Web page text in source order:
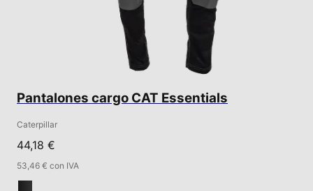
Pantalones cargo CAT Essentials
Caterpillar
44,18 €
53,46 € con IVA